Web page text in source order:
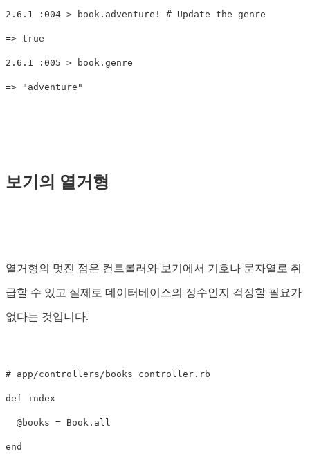
2.6 . 1 : 004 > book . adventure! # Update the genre
=> true
2.6 . 1 : 005 > book . genre
=> "adventure"
보기의 열거형
열거형의 멋진 점은 컨트롤러와 보기에서 기호나 문자열로 취
급할 수 있고 실제로 데이터베이스의 정수인지 걱정할 필요가
없다는 것입니다.
# app/controllers/books_controller.rb
def index
@books = Book . all
end